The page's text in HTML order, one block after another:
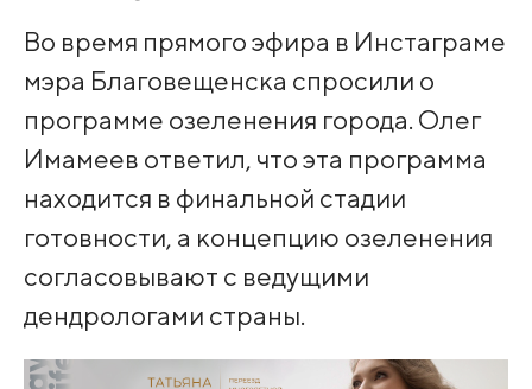
Во время прямого эфира в Инстаграме
мэра Благовещенска спросили о
программе озеленения города. Олег
Имамеев ответил, что эта программа
находится в финальной стадии
готовности, а концепцию озеленения
согласовывают с ведущими
дендрологами страны.